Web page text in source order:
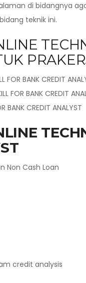
di bidangnya
teknik ini.
FOR BANK CREDIT
FOR BANK CREDIT
CREDIT ANALYST
Non Cash Loan
credit analysis